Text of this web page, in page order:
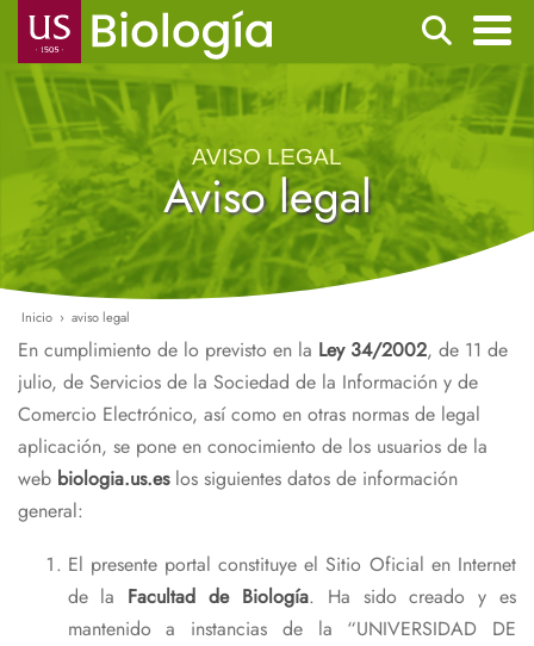
Pasar
contenido
principal
Buscar
Navegación
principal
AVISO LEGAL
Aviso legal
Ruta
de
navegación
Inicio aviso legal
En cumplimiento de lo previsto en la Ley 34/2002, de 11 de
julio, de Servicios de la Sociedad de la Información y de
Comercio Electrónico, así como en otras normas de legal
aplicación, se pone en conocimiento de los usuarios de la
web biologia.us.eslos siguientes datos de información
general:
El presente portal constituye el Sitio Oficial en Internet
de la Facultad de Biología. Ha sido creado y es
mantenido a instancias de la “UNIVERSIDAD DE